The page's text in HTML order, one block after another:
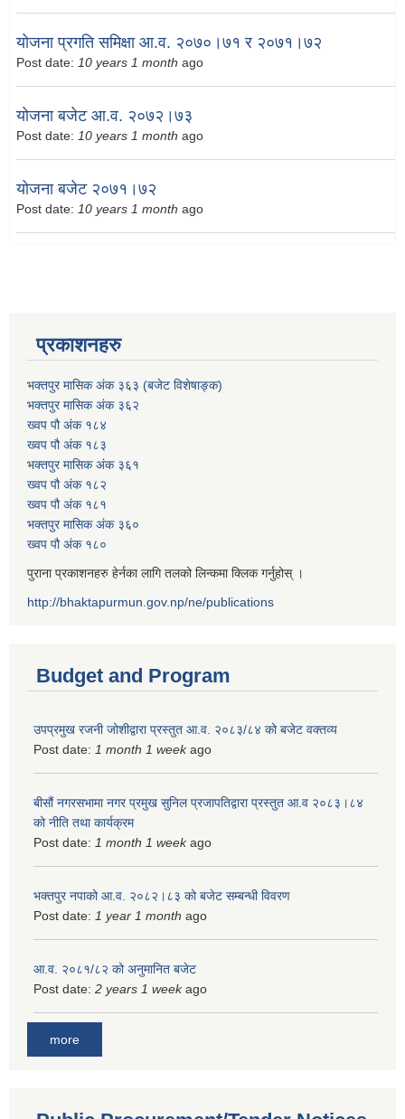
योजना प्रगति समिक्षा आ.व. २०७०।७१ र २०७१।७२
Post date: 10 years 1 month ago
योजना बजेट आ.व. २०७२।७३
Post date: 10 years 1 month ago
योजना बजेट २०७१।७२
Post date: 10 years 1 month ago
प्रकाशनहरु
भक्तपुर मासिक अंक ३६३ (बजेट विशेषाङ्क)
भक्तपुर मासिक अंक ३६२
ख्वप पौ अंक १८४
ख्वप पौ अंक १८३
भक्तपुर मासिक अंक ३६१
ख्वप पौ अंक १८२
ख्वप पौ अंक १८१
भक्तपुर मासिक अंक ३६०
ख्वप पौ अंक १८०
पुराना प्रकाशनहरु हेर्नका लागि तलको लिन्कमा क्लिक गर्नुहोस् ।
http://bhaktapurmun.gov.np/ne/publications
Budget and Program
उपप्रमुख रजनी जोशीद्वारा प्रस्तुत आ.व. २०८३/८४ को बजेट वक्तव्य
Post date: 1 month 1 weekago
बीसौं नगरसभामा नगर प्रमुख सुनिल प्रजापतिद्वारा प्रस्तुत आ.व‍ २०८३।८४
को नीति तथा कार्यक्रम
Post date: 1 month 1 weekago
भक्तपुर नपाको आ.व. २०८२।८३ को बजेट सम्बन्धी विवरण
Post date: 1 year 1 month ago
आ.व. २०८१/८२ को अनुमानित बजेट
Post date: 2 years 1 weekago
more